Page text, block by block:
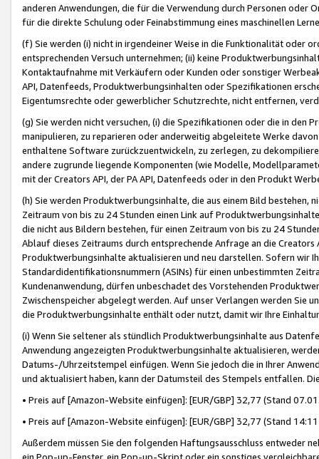
anderen Anwendungen, die für die Verwendung durch Personen
für die direkte Schulung oder Feinabstimmung eines maschinellen
(f) Sie werden (i) nicht in irgendeiner Weise in die Funktionalität oder
entsprechenden Versuch unternehmen; (ii) keine
Kontaktaufnahme mit Verkäufern oder Kunden oder sonstiger
API, Datenfeeds, Produktwerbungsinhalten oder Spezifikationen
Eigentumsrechte oder gewerblicher Schutzrechte, nicht entfernen,
(g) Sie werden nicht versuchen, (i) die Spezifikationen oder die in
manipulieren, zu reparieren oder anderweitig abgeleitete Werke
enthaltene Software zurückzuentwickeln, zu zerlegen, zu
andere zugrunde liegende Komponenten (wie Modelle,
mit der Creators API, der PA API, Datenfeeds oder in den Produkt
(h) Sie werden Produktwerbungsinhalte, die aus einem Bild bestehen,
Zeitraum von bis zu 24 Stunden einen Link auf
die nicht aus Bildern bestehen, für einen Zeitraum von bis zu 24
Ablauf dieses Zeitraums durch entsprechende Anfrage an die
Produktwerbungsinhalte aktualisieren und neu darstellen. Sofern wir
Standardidentifikationsnummern (ASINs) für einen unbestimmten
Kundenanwendung, dürfen unbeschadet des Vorstehenden
Zwischenspeicher abgelegt werden. Auf unser Verlangen werden Sie
die Produktwerbungsinhalte enthält oder nutzt, damit wir Ihre
(i) Wenn Sie seltener als stündlich Produktwerbungsinhalte aus
Anwendung angezeigten Produktwerbungsinhalte aktualisieren,
Datums-/Uhrzeitstempel einfügen. Wenn Sie jedoch die in Ihrer
und aktualisiert haben, kann der Datumsteil des Stempels entfallen.
• Preis auf [Amazon-Website einfügen]: [EUR/GBP] 32,77 (Stand
• Preis auf [Amazon-Website einfügen]: [EUR/GBP] 32,77 (Stand
Außerdem müssen Sie den folgenden Haftungsausschluss entweder
ein Pop-up-Fenster, ein Pop-up-Skript oder ein sonstiges